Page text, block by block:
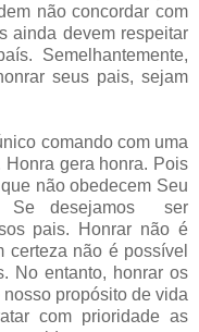
não concordar com
ainda devem respeitar
Semelhantemente,
seus pais, sejam
comando com uma
Honra gera honra. Pois
não obedecem Seu
Se desejamos ser
pais. Honrar não é
certeza não é possível
No entanto, honrar os
propósito de vida
com prioridade as